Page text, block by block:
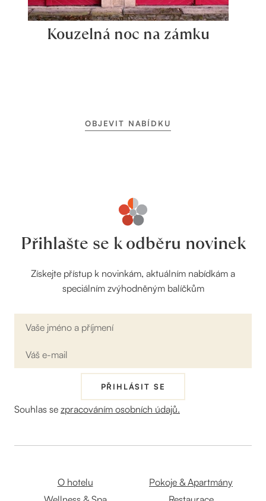
Kouzelná noc na zámku
OBJEVIT NABÍDKU
Přihlašte se k odběru novinek
Získejte přístup k novinkám, aktuálním nabídkám a
speciálním zvýhodněným balíčkům
PŘIHLÁSIT SE
Souhlas se zpracováním osobních údajů.
O hotelu
Pokoje & Apartmány